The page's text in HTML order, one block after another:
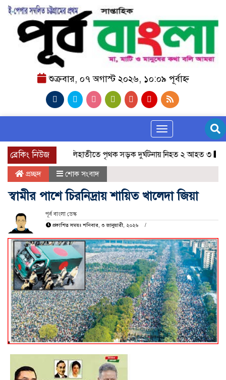
শুক্রবার, ০৭ অগাস্ট ২০২৬, ১০:০৯ পূর্বাহ্ন
Toggle navigation
ব্রেকিং নিউজকালিহাতীতে পৃথক সড়ক দুর্ঘটনায় নিহত ২ আহত ৩ জাতীয়
প্রচ্ছদ শোক সংবাদ
স্বামীর পাশে চিরনিদ্রায় শায়িত খালেদা জিয়া
পূর্ব বাংলা ডেস্ক
প্রকাশিত সময়ঃ শনিবার, ৩ জানুয়ারী, ২০২৬